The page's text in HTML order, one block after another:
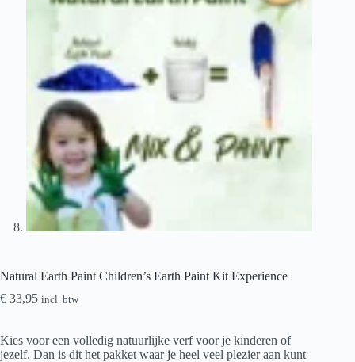
Natural Earth Paint Children’s Earth Paint Kit Experience
€ 33,95 incl. btw
Kies voor een volledig natuurlijke verf voor je kinderen of
jezelf. Dan is dit het pakket waar je heel veel plezier aan kunt